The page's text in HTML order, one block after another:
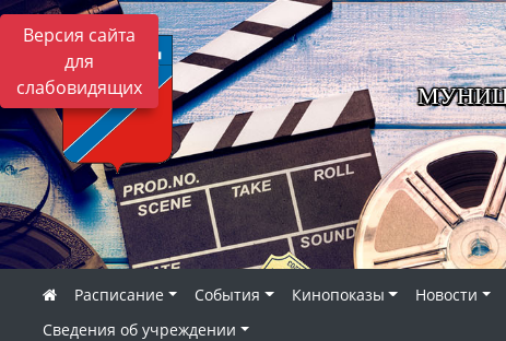
Версия сайта
для
слабовидящих
Расписание События Кинопоказы Новости
Сведения об учреждении